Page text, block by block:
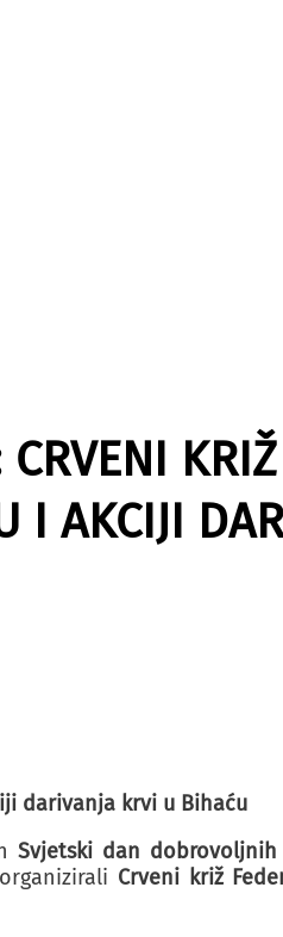
I AKCIJI
darivanja krvi u Bihaću
Svjetski dan
Crveni križ